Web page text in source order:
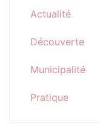
Actualité
Découverte
Municipalité
Pratique